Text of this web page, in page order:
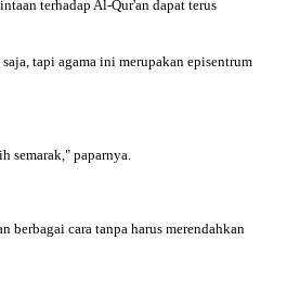
terhadap Al-Qur'an dapat terus
tapi agama ini merupakan episentrum
semarak," paparnya.
cara tanpa harus merendahkan